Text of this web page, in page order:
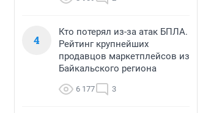
4
Кто потерял из-за атак БПЛА.
Рейтинг крупнейших
продавцов маркетплейсов из
Байкальского региона
6 177 3